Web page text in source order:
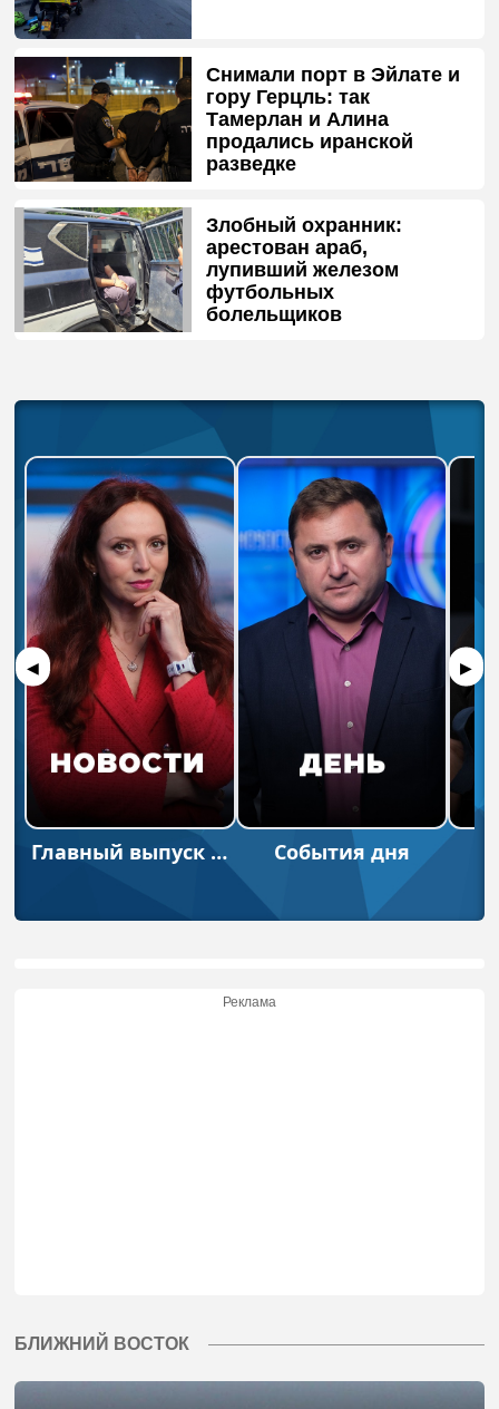
Снимали порт в Эйлате и
гору Герцль: так
Тамерлан и Алина
продались иранской
разведке
Злобный охранник:
арестован араб,
лупивший железом
футбольных
болельщиков
◀
Главный выпуск новостей. Cобытия дня
▶
Реклама
БЛИЖНИЙ ВОСТОК